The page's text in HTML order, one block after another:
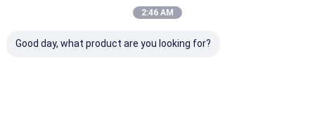
2:46 AM
Good day, what product are you looking for?